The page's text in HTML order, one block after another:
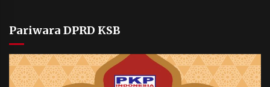
Pariwara DPRD KSB